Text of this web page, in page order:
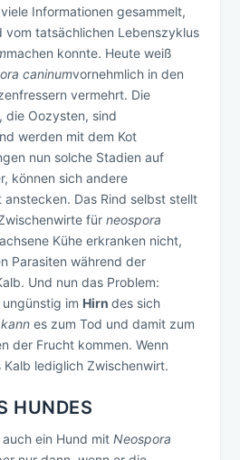
Informationen gesammelt,
vom tatsächlichen Lebenszyklus
machen konnte. Heute weiß
caninumvornehmlich in den
vermehrt. Die
die Oozysten, sind
werden mit dem Kot
nun solche Stadien auf
können sich andere
Das Rind selbst stellt
fürneospora
Kühe erkranken nicht,
Parasiten während der
Und nun das Problem:
im Hirndes sich
kann es zum Tod und damit zum
der Frucht kommen. Wenn
lediglich Zwischenwirt.
HUNDES
auch ein Hund mitNeospora